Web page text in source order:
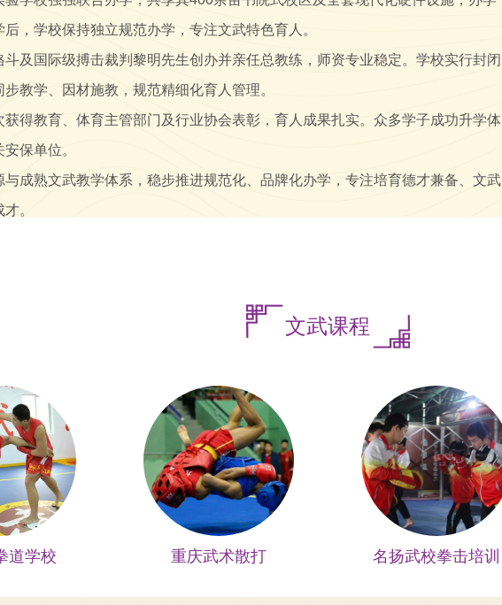
，学校保持独立规范办学，专注文武特色育人。
及国际级搏击裁判黎明先生创办并亲任总教练，师资专业稳定。学校实行封闭
教学、因材施教，规范精细化育人管理。
得教育、体育主管部门及行业协会表彰，育人成果扎实。众多学子成功升学体
保单位。
成熟文武教学体系，稳步推进规范化、品牌化办学，专注培育德才兼备、文武
。
文武课程
道学校 重庆武术散打 名扬武校拳击培训